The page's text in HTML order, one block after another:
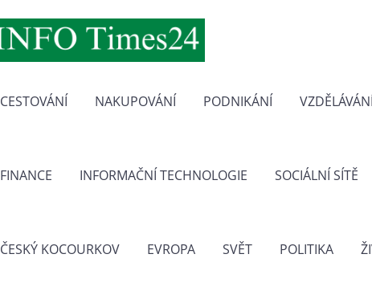
CESTOVÁNÍ NAKUPOVÁNÍ PODNIKÁNÍ VZDĚLÁVÁNÍ
FINANCE INFORMAČNÍ TECHNOLOGIE SOCIÁLNÍ SÍTĚ
ČESKÝ KOCOURKOV EVROPA SVĚT POLITIKA